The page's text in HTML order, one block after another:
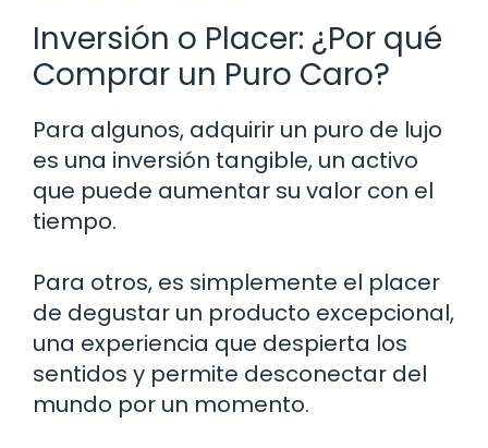
Inversión o Placer: ¿Por qué
Comprar un Puro Caro?
Para algunos, adquirir un puro de lujo
es una inversión tangible, un activo
que puede aumentar su valor con el
tiempo.
Para otros, es simplemente el placer
de degustar un producto excepcional,
una experiencia que despierta los
sentidos y permite desconectar del
mundo por un momento.